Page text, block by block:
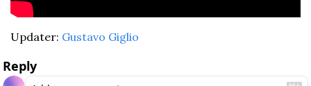
Updater: Gustavo Giglio
Reply